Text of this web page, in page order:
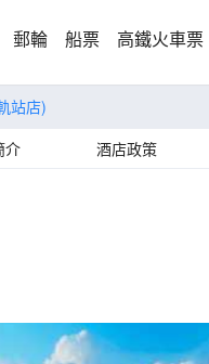
郵輪 船票 高鐵火車票
站店)
介 酒店政策